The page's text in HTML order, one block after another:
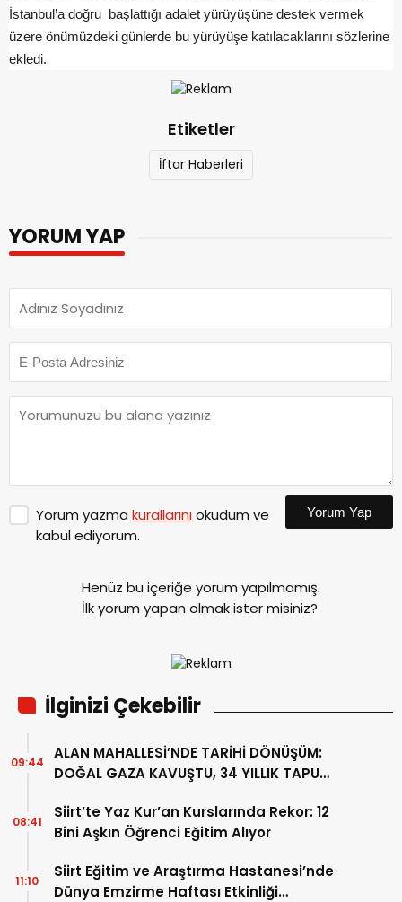
İstanbul’a doğru başlattığı adalet yürüyüşüne destek vermek
üzere önümüzdeki günlerde bu yürüyüşe katılacaklarını sözlerine
ekledi.
Etiketler
İftar Haberleri
YORUM YAP
Yorum yazma kurallarınıokudum ve
kabul ediyorum.
Yorum Yap
Henüz bu içeriğe yorum yapılmamış.
İlk yorum yapan olmak ister misiniz?
İlginizi Çekebilir
ALAN MAHALLESİ’NDE TARİHİ DÖNÜŞÜM:
DOĞAL GAZA KAVUŞTU, 34 YILLIK TAPU
09:44
Siirt’te Yaz Kur’an Kurslarında Rekor: 12
Bini Aşkın Öğrenci Eğitim Alıyor
08:41
Siirt Eğitim ve Araştırma Hastanesi’nde
Dünya Emzirme Haftası Etkinliği
11:10